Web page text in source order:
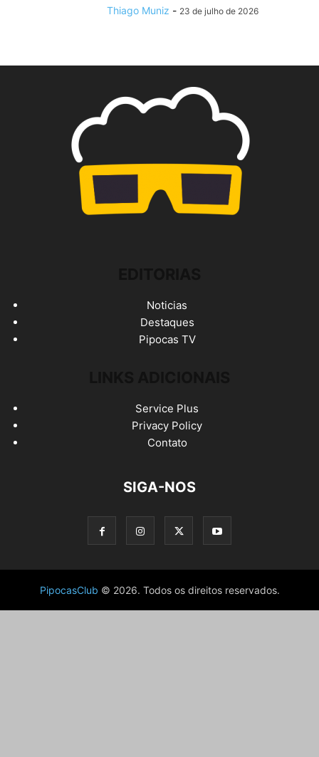
Thiago Muniz - 23 de julho de 2026
Noticias
Destaques
Pipocas TV
Service Plus
Privacy Policy
Contato
SIGA-NOS
PipocasClub © 2026. Todos os direitos reservados.